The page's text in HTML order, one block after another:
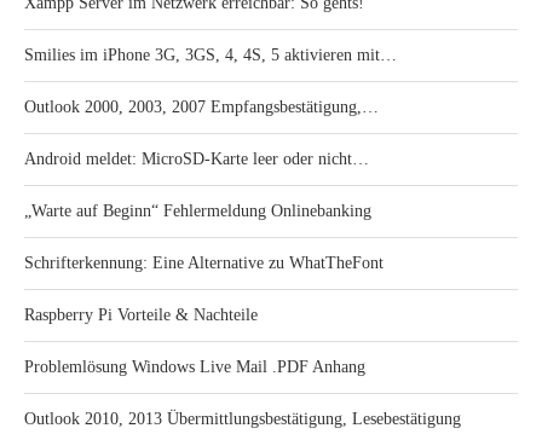
Smilies im iPhone 3G, 3GS, 4, 4S, 5 aktivieren mit…
Outlook 2000, 2003, 2007 Empfangsbestätigung,…
Android meldet: MicroSD-Karte leer oder nicht…
„Warte auf Beginn“ Fehlermeldung Onlinebanking
Schrifterkennung: Eine Alternative zu WhatTheFont
Raspberry Pi Vorteile & Nachteile
Problemlösung Windows Live Mail .PDF Anhang
Outlook 2010, 2013 Übermittlungsbestätigung, Lesebestätigung